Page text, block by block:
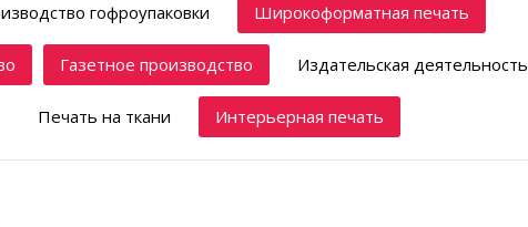
гофроупаковки Широкоформатная печать
Газетное производство Издательская деятельность
Печать на ткани Интерьерная печать